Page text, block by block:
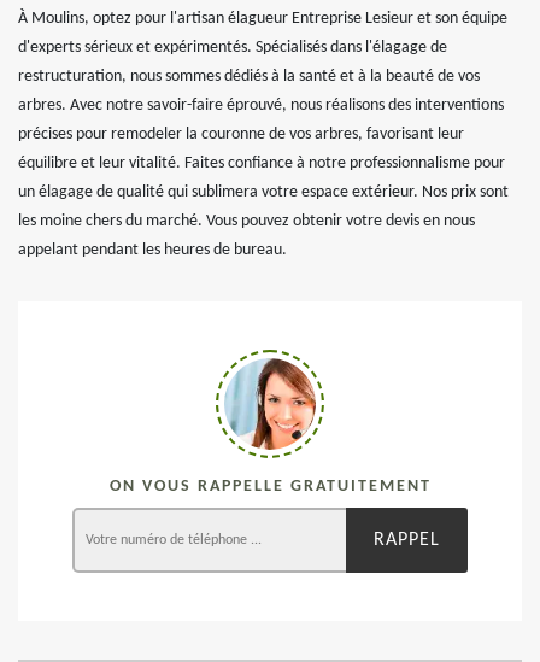
À Moulins, optez pour l'artisan élagueur Entreprise Lesieur et son équipe
d'experts sérieux et expérimentés. Spécialisés dans l'élagage de
restructuration, nous sommes dédiés à la santé et à la beauté de vos
arbres. Avec notre savoir-faire éprouvé, nous réalisons des interventions
précises pour remodeler la couronne de vos arbres, favorisant leur
équilibre et leur vitalité. Faites confiance à notre professionnalisme pour
un élagage de qualité qui sublimera votre espace extérieur. Nos prix sont
les moine chers du marché. Vous pouvez obtenir votre devis en nous
appelant pendant les heures de bureau.
ON VOUS RAPPELLE GRATUITEMENT